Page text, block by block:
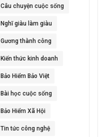
Câu chuyện cuộc sống
Nghĩ giàu làm giàu
Gương thành công
Kiến thức kinh doanh
Bảo Hiểm Bảo Việt
Bài học cuộc sống
Bảo Hiểm Xã Hội
Tin tức công nghệ